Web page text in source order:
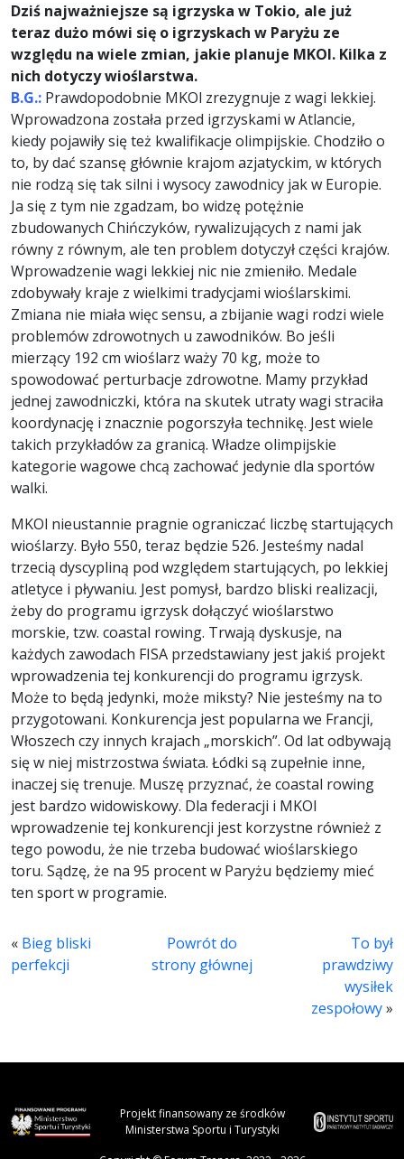
Dziś najważniejsze są igrzyska w Tokio, ale już
teraz dużo mówi się o igrzyskach w Paryżu ze
względu na wiele zmian, jakie planuje MKOl. Kilka z
nich dotyczy wioślarstwa.
B.G.: Prawdopodobnie MKOl zrezygnuje z wagi lekkiej.
Wprowadzona została przed igrzyskami w Atlancie,
kiedy pojawiły się też kwalifikacje olimpijskie. Chodziło o
to, by dać szansę głównie krajom azjatyckim, w których
nie rodzą się tak silni i wysocy zawodnicy jak w Europie.
Ja się z tym nie zgadzam, bo widzę potężnie
zbudowanych Chińczyków, rywalizujących z nami jak
równy z równym, ale ten problem dotyczył części krajów.
Wprowadzenie wagi lekkiej nic nie zmieniło. Medale
zdobywały kraje z wielkimi tradycjami wioślarskimi.
Zmiana nie miała więc sensu, a zbijanie wagi rodzi wiele
problemów zdrowotnych u zawodników. Bo jeśli
mierzący 192 cm wioślarz waży 70 kg, może to
spowodować perturbacje zdrowotne. Mamy przykład
jednej zawodniczki, która na skutek utraty wagi straciła
koordynację i znacznie pogorszyła technikę. Jest wiele
takich przykładów za granicą. Władze olimpijskie
kategorie wagowe chcą zachować jedynie dla sportów
walki.
MKOl nieustannie pragnie ograniczać liczbę startujących
wioślarzy. Było 550, teraz będzie 526. Jesteśmy nadal
trzecią dyscypliną pod względem startujących, po lekkiej
atletyce i pływaniu. Jest pomysł, bardzo bliski realizacji,
żeby do programu igrzysk dołączyć wioślarstwo
morskie, tzw. coastal rowing. Trwają dyskusje, na
każdych zawodach FISA przedstawiany jest jakiś projekt
wprowadzenia tej konkurencji do programu igrzysk.
Może to będą jedynki, może miksty? Nie jesteśmy na to
przygotowani. Konkurencja jest popularna we Francji,
Włoszech czy innych krajach „morskich”. Od lat odbywają
się w niej mistrzostwa świata. Łódki są zupełnie inne,
inaczej się trenuje. Muszę przyznać, że coastal rowing
jest bardzo widowiskowy. Dla federacji i MKOl
wprowadzenie tej konkurencji jest korzystne również z
tego powodu, że nie trzeba budować wioślarskiego
toru. Sądzę, że na 95 procent w Paryżu będziemy mieć
ten sport w programie.
« Bieg bliski
perfekcji
Powrót do
strony głównej
To był
prawdziwy
wysiłek
zespołowy»
Projekt finansowany ze środków
Ministerstwa Sportu i Turystyki